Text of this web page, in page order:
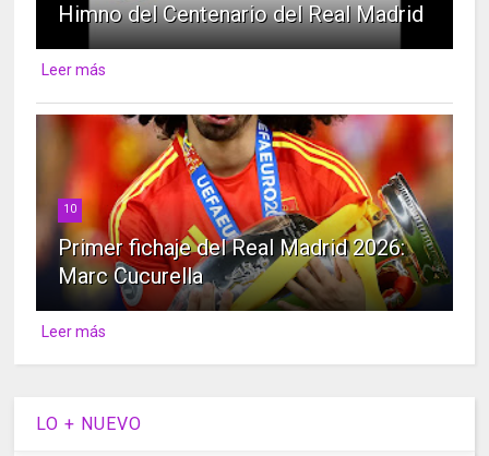
Himno del Centenario del Real Madrid
Leer más
10
Primer fichaje del Real Madrid 2026:
Marc Cucurella
Leer más
LO + NUEVO